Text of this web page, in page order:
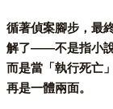
循著偵案腳步，最
解了——不是指小說
而是當「執行死亡
再是一體兩面。